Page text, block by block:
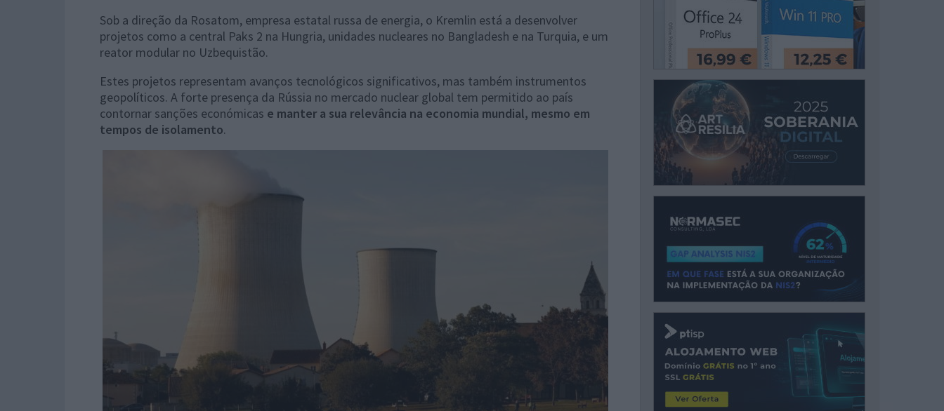
Sob a direção da Rosatom, empresa estatal russa de energia, o Kremlin está a desenvolver
projetos como a central Paks 2 na Hungria, unidades nucleares no Bangladesh e na Turquia, e um
reator modular no Uzbequistão.
Estes projetos representam avanços tecnológicos significativos, mas também instrumentos
geopolíticos. A forte presença da Rússia no mercado nuclear global tem permitido ao país
contornar sanções económicas e manter a sua relevância na economia mundial, mesmo em
tempos de isolamento.